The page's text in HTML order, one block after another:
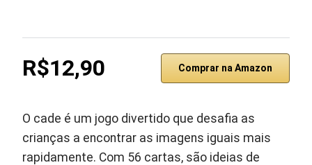
R$12,90 Comprar na Amazon
O cade é um jogo divertido que desafia as
crianças a encontrar as imagens iguais mais
rapidamente. Com 56 cartas, são ideias de